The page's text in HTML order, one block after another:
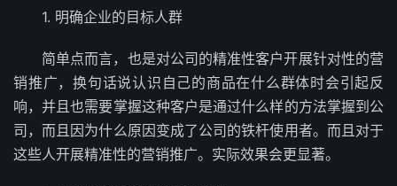
1. 明确企业的目标人群
简单点而言，也是对公司的精准性客户开展针对性的营
销推广，换句话说认识自己的商品在什么群体时会引起反
响，并且也需要掌握这种客户是通过什么样的方法掌握到公
司，而且因为什么原因变成了公司的铁杆使用者。而且对于
这些人开展精准性的营销推广。实际效果会更显著。